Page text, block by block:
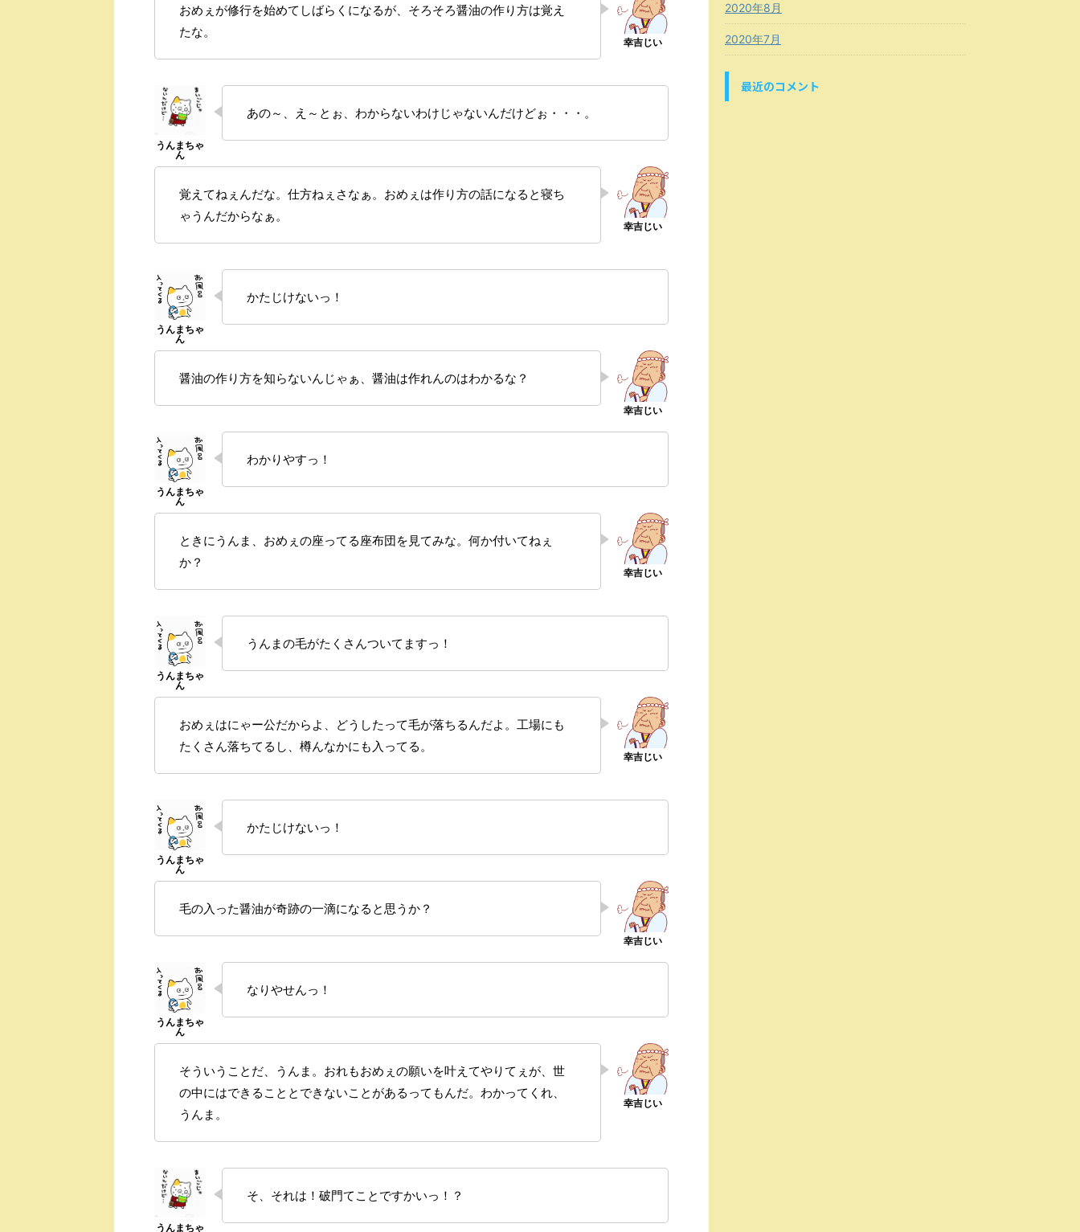
おめぇが修行を始めてしばらくになるが、そろそろ醤油の作り方は覚え
たな。
あの～、え～とぉ、わからないわけじゃないんだけどぉ・・・。
覚えてねぇんだな。仕方ねぇさなぁ。おめぇは作り方の話になると寝ち
ゃうんだからなぁ。
かたじけないっ！
醤油の作り方を知らないんじゃぁ、醤油は作れんのはわかるな？
わかりやすっ！
ときにうんま、おめぇの座ってる座布団を見てみな。何か付いてねぇ
か？
うんまの毛がたくさんついてますっ！
おめぇはにゃー公だからよ、どうしたって毛が落ちるんだよ。工場にも
たくさん落ちてるし、樽んなかにも入ってる。
かたじけないっ！
毛の入った醤油が奇跡の一滴になると思うか？
なりやせんっ！
そういうことだ、うんま。おれもおめぇの願いを叶えてやりてぇが、世
の中にはできることとできないことがあるってもんだ。わかってくれ、
うんま。
そ、それは！破門てことですかいっ！？
2020年8月
2020年7月
最近のコメント